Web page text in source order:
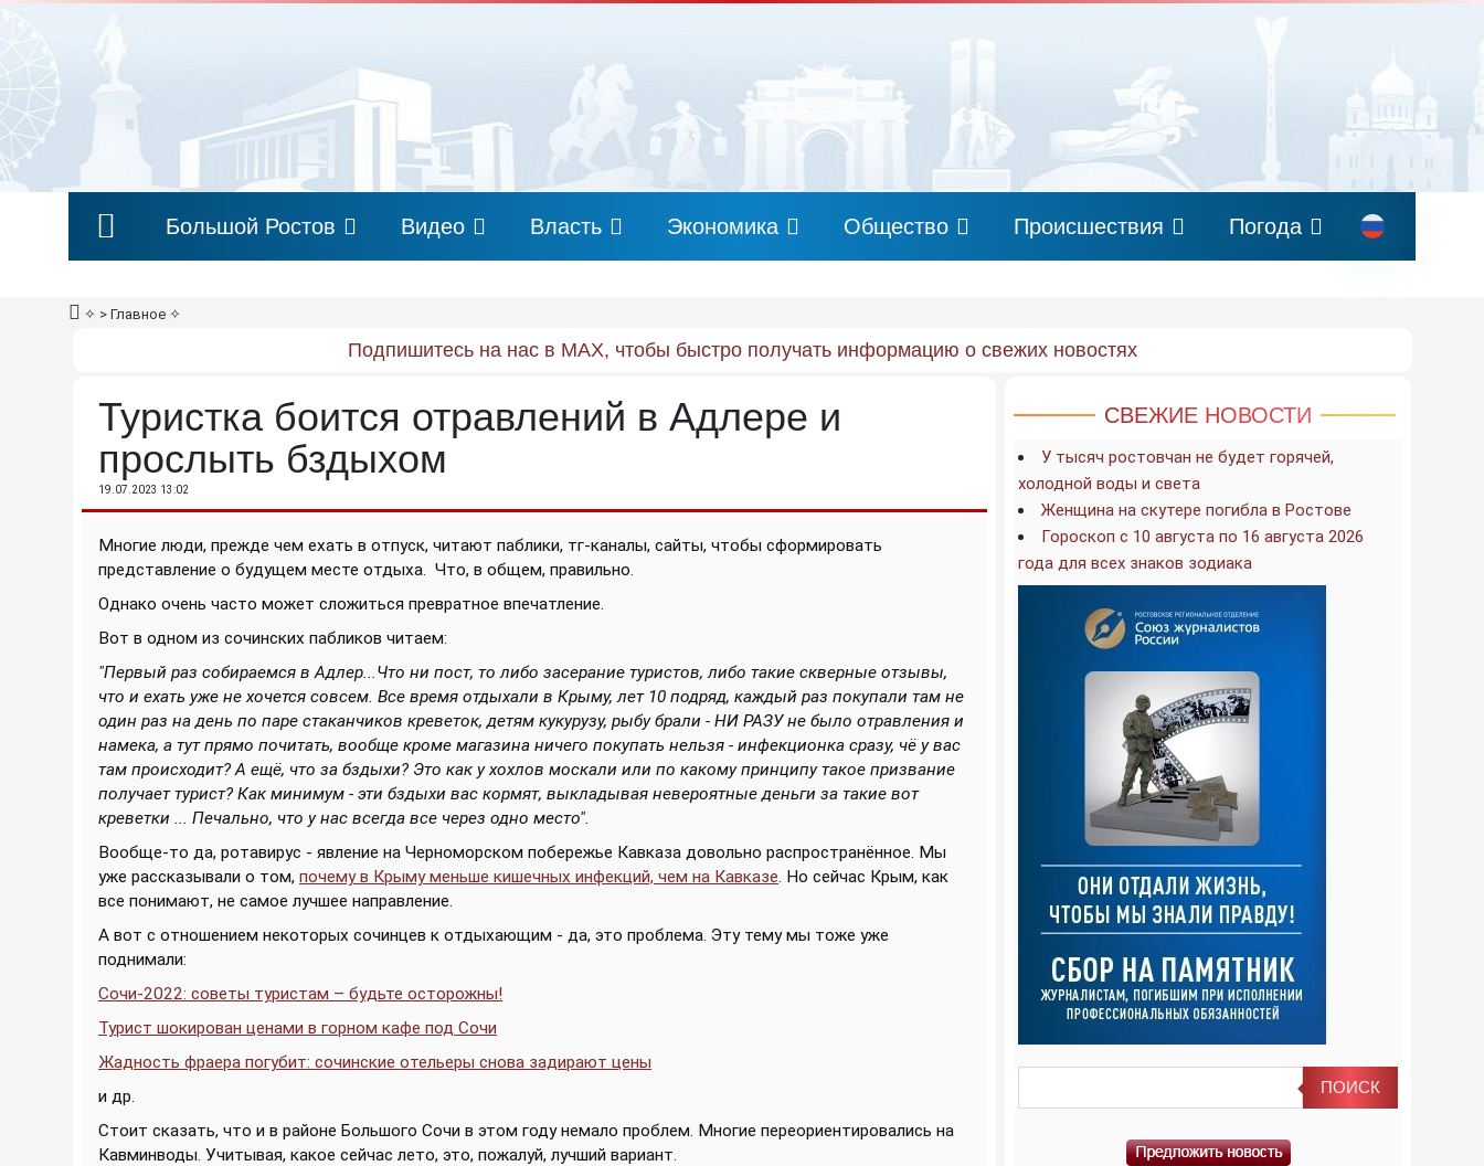
Большой Ростов Видео Власть Экономика Общество Происшествия Погода
✧ > Главное ✧
Подпишитесь на нас в MAX, чтобы быстро получать информацию о свежих новостях
Туристка боится отравлений в Адлере и
прослыть бздыхом
19.07.2023 13:02
Многие люди, прежде чем ехать в отпуск, читают паблики, тг-каналы, сайты, чтобы сформировать
представление о будущем месте отдыха. Что, в общем, правильно.
Однако очень часто может сложиться превратное впечатление.
Вот в одном из сочинских пабликов читаем:
"Первый раз собираемся в Адлер...Что ни пост, то либо засерание туристов, либо такие скверные отзывы,
что и ехать уже не хочется совсем. Все время отдыхали в Крыму, лет 10 подряд, каждый раз покупали там не
один раз на день по паре стаканчиков креветок, детям кукурузу, рыбу брали - НИ РАЗУ не было отравления и
намека, а тут прямо почитать, вообще кроме магазина ничего покупать нельзя - инфекционка сразу, чё у вас
там происходит? А ещё, что за бздыхи? Это как у хохлов москали или по какому принципу такое призвание
получает турист? Как минимум - эти бздыхи вас кормят, выкладывая невероятные деньги за такие вот
креветки ... Печально, что у нас всегда все через одно место".
Вообще-то да, ротавирус - явление на Черноморском побережье Кавказа довольно распространённое. Мы
уже рассказывали о том, почему в Крыму меньше кишечных инфекций, чем на Кавказе. Но сейчас Крым, как
все понимают, не самое лучшее направление.
А вот с отношением некоторых сочинцев к отдыхающим - да, это проблема. Эту тему мы тоже уже
поднимали:
Сочи-2022: советы туристам – будьте осторожны!
Турист шокирован ценами в горном кафе под Сочи
Жадность фраера погубит: сочинские отельеры снова задирают цены
и др.
Стоит сказать, что и в районе Большого Сочи в этом году немало проблем. Многие переориентировались на
Кавминводы. Учитывая, какое сейчас лето, это, пожалуй, лучший вариант.
СВЕЖИЕ НОВОСТИ
У тысяч ростовчан не будет горячей,
холодной воды и света
Женщина на скутере погибла в Ростове
Гороскоп с 10 августа по 16 августа 2026
года для всех знаков зодиака